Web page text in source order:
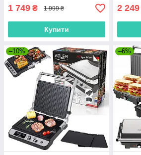
1 749 ₴ 1 999 ₴
Купити
2 249
–10% –6%